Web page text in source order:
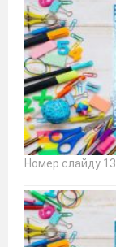
Номер слайду 13